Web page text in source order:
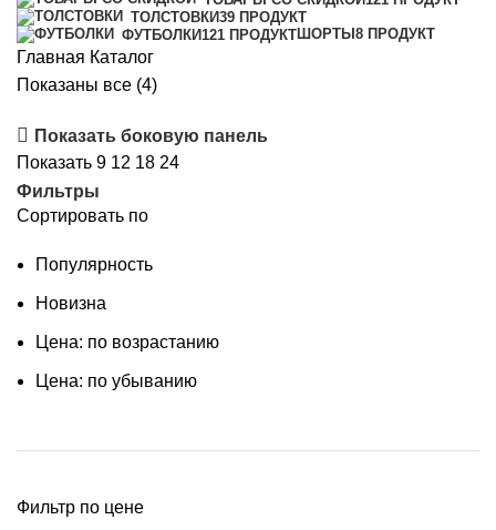
ТОЛСТОВКИ39 ПРОДУКТ
ФУТБОЛКИ121 ПРОДУКТШОРТЫ 8 ПРОДУКТ
Главная Каталог
Показаны все (4)Сортировка:
популярности
Показать боковую панель
Показать 9 12 18 24
Фильтры
Сортировать по
Популярность
Новизна
Цена: по возрастанию
Цена: по убыванию
Фильтр по цене